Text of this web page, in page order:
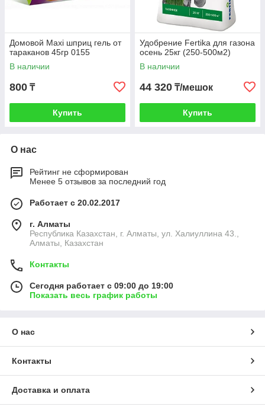
Домовой Maxi шприц гель от
тараканов 45гр 0155
В наличии
800 ₸
Купить
Удобрение Fertika для газона
осень 25кг (250-500м2)
В наличии
44 320 ₸/мешок
Купить
О нас
Рейтинг не сформирован
Менее 5 отзывов за последний год
Работает с 20.02.2017
г. Алматы
Республика Казахстан, г. Алматы, ул. Халиуллина 43.,
Алматы, Казахстан
Контакты
Сегодня работает с 09:00 до 19:00
Показать весь график работы
О нас
Контакты
Доставка и оплата